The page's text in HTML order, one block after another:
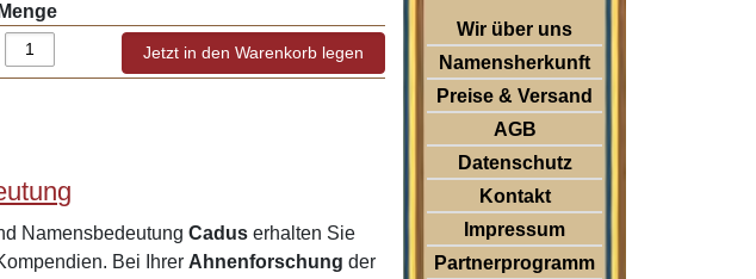
Menge
NamensbedeutungCadus erhalten Sie
Bei Ihrer Ahnenforschung der
Wir über uns
Namensherkunft
Preise & Versand
AGB
Datenschutz
Kontakt
Impressum
Partnerprogramm